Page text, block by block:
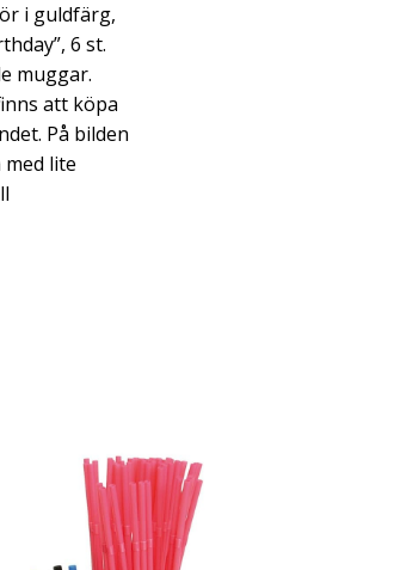
i guldfärg,
6 st.
muggar.
att köpa
På bilden
lite